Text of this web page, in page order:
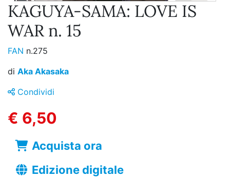
KAGUYA-SAMA: LOVE IS
WAR n. 15
FAN n.275
di Aka Akasaka
Condividi
€ 6,50
Acquista ora
Edizione digitale